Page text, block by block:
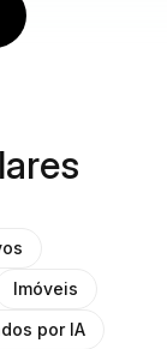
Imóveis
por IA